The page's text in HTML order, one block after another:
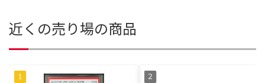
近くの売り場の商品